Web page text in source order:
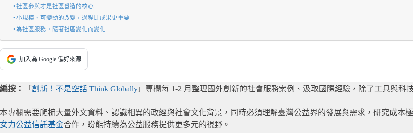
社區參與才是社區營造的核心
小規模、可變動的改變，過程比成果更重要
為社區服務，隨著社區變化而變化
加入為 Google 偏好來源
編按： 「 創新！不是空話 Think Globally 」專欄每 1-2 月整理國外創新的社會服務案例、汲取國際經驗，除了工具與
本專欄需要爬梳大量外文資料、認識相異的政經與社會文化背景，同時必須理解臺灣公益界的發展與需求，研究成本
女力公益信託基金合作，盼能持續為公益服務提供更多元的視野。